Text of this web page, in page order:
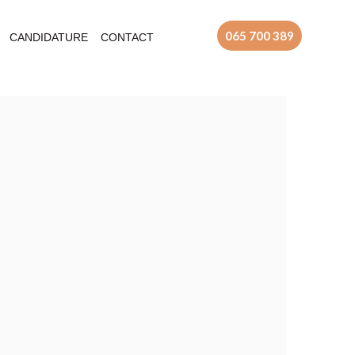
CANDIDATURE CONTACT 065 700 389